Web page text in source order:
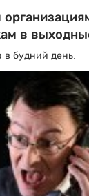
в
в будний день.